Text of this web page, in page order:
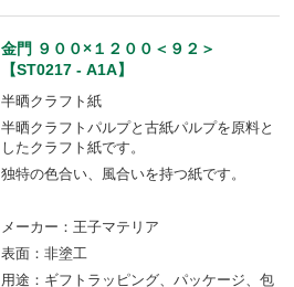
金門 ９００×１２００＜９２＞
【ST0217 - A1A】
半晒クラフト紙
半晒クラフトパルプと古紙パルプを原料と
したクラフト紙です。
独特の色合い、風合いを持つ紙です。
メーカー：王子マテリア
表面：非塗工
用途：ギフトラッピング、パッケージ、包